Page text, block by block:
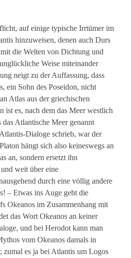
auf einige typische Irrtümer im
hinzuweisen, denen auch Durs
die Welten von Dichtung und
Weise miteinander
neigt zu der Auffassung, dass
ein Sohn des Poseidon, nicht
Atlas aus der griechischen
ist es, nach dem das Meer westlich
das Atlantische Meer genannt
Dialoge schrieb, war der
hängt sich also keineswegs an
an, sondern ersetzt ihn
weit über eine
durch eine völlig andere
– Etwas ins Auge geht die
Okeanos im Zusammenhang mit
das Wort Okeanos an keiner
und bei Herodot kann man
vom Okeanos damals in
zumal es ja bei Atlantis um Logos